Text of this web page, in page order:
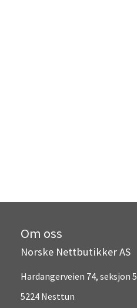
Om oss
Norske Nettbutikker AS
Hardangerveien 74, seksjon 5
5224 Nesttun